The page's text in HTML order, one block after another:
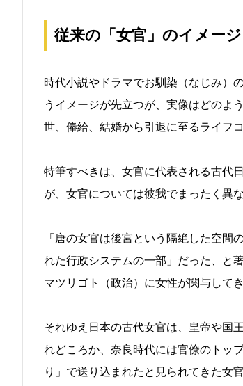
従来の「女官」のイメー
時代小説やドラマでお馴染（なじみ）
うイメージが先立つが、実像はどのよ
世、俸給、結婚から引退に至るライフ
特筆すべきは、女官に代表される古代
が、女官については彼我でまったく異な
「唐の女官は後宮という隔絶した空
れた行政システムの一部」だった、と
マツリゴト（政治）に女性が関与して
それゆえ日本の古代女官は、皇帝や国
れどころか、奈良時代には官僚のトッ
り」で送り込まれたと見られてきた女